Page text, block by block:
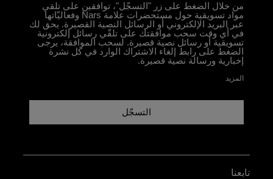
من خلال الضغط على زر "التسجّل"، توافقين على تلقي
مواد تسويقية حول مستحضرات علامة Nars وفعاليّاتها
عبر البريد الإلكتروني أو الرسائل النصية القصيرة. يحق لك
في أي وقت سحب موافقتك على تلقّي رسائل إلكترونية
تسويقية أو رسائل نصية قصيرة. لسحب الموافقة، يرجى
الضغط على رابط إلغاء الاشتراك الوارد في كل نشرة
إخبارية ورسالة نصية قصيرة.
المزيد
التسجّل
تابعنا